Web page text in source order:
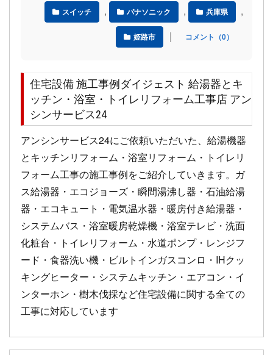
スイッチ , パナソニック , 兵庫県 ,
姫路市 ｜ コメント（0）
住宅設備 施工事例ダイジェスト 給湯器とキ
ッチン・浴室・トイレリフォーム工事店 アン
シンサービス24
アンシンサービス24にご依頼いただいた、給湯機器
とキッチンリフォーム・浴室リフォーム・トイレリ
フォーム工事の施工事例をご紹介していきます。ガ
ス給湯器・エコジョーズ・瞬間湯沸し器・石油給湯
器・エコキュート・電気温水器・暖房付き給湯器・
システムバス・浴室暖房乾燥機・浴室テレビ・洗面
化粧台・トイレリフォーム・水道ポンプ・レンジフ
ード・食器洗い機・ビルトインガスコンロ・IHクッ
キングヒーター・システムキッチン・エアコン・イ
ンターホン・樹木伐採など住宅設備に関する全ての
工事に対応しています